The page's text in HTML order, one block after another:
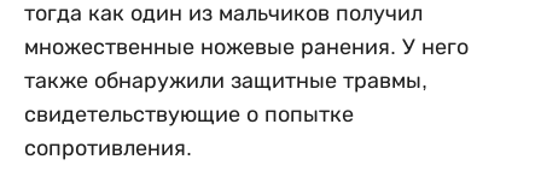
тогда как один из мальчиков получил
множественные ножевые ранения. У него
также обнаружили защитные травмы,
свидетельствующие о попытке
сопротивления.